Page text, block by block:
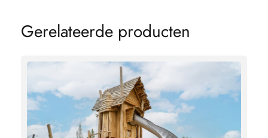
Gerelateerde producten